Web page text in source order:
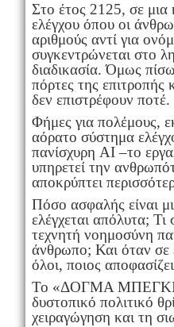
Στο έτος 2125, σε μια
ελέγχου όπου οι
αριθμούς αντί για
συγκεντρώνεται στο
διαδικασία. Όμως
πόρτες της επιτροπής
δεν επιστρέφουν ποτέ.
Φήμες για πολέμους,
αόρατο σύστημα
πανίσχυρη AI –το
υπηρετεί την
αποκρύπτει
Πόσο ασφαλής είναι
ελέγχεται απόλυτα; Τι
τεχνητή νοημοσύνη
άνθρωπο; Και όταν σε
όλοι, ποιος
Το «ΔΟΓΜΑ
δυστοπικό πολιτικό
χειραγώγηση και τη